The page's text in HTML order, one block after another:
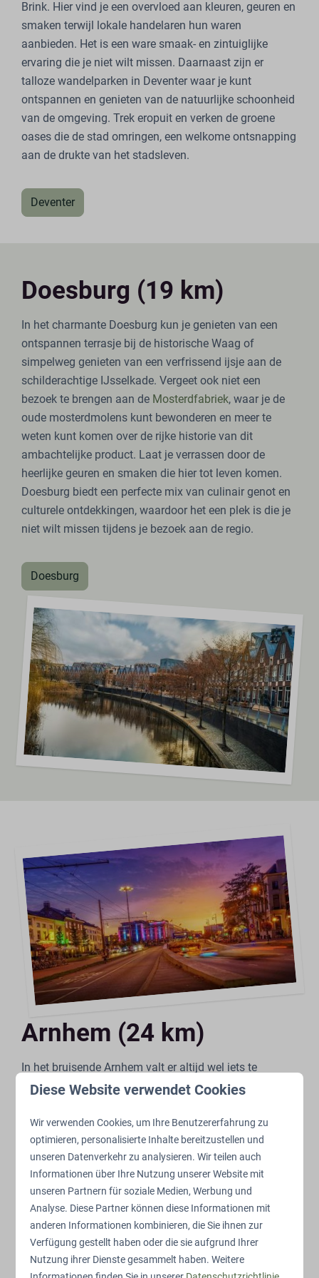
Brink. Hier vind je een overvloed aan kleuren, geuren en
smaken terwijl lokale handelaren hun waren
aanbieden. Het is een ware smaak- en zintuiglijke
ervaring die je niet wilt missen. Daarnaast zijn er
talloze wandelparken in Deventer waar je kunt
ontspannen en genieten van de natuurlijke schoonheid
van de omgeving. Trek eropuit en verken de groene
oases die de stad omringen, een welkome ontsnapping
aan de drukte van het stadsleven.
Deventer
Doesburg (19 km)
In het charmante Doesburg kun je genieten van een
ontspannen terrasje bij de historische Waag of
simpelweg genieten van een verfrissend ijsje aan de
schilderachtige IJsselkade. Vergeet ook niet een
bezoek te brengen aan de Mosterdfabriek, waar je de
oude mosterdmolens kunt bewonderen en meer te
weten kunt komen over de rijke historie van dit
ambachtelijke product. Laat je verrassen door de
heerlijke geuren en smaken die hier tot leven komen.
Doesburg biedt een perfecte mix van culinair genot en
culturele ontdekkingen, waardoor het een plek is die je
niet wilt missen tijdens je bezoek aan de regio.
Doesburg
Arnhem (24 km)
In het bruisende Arnhem valt er altijd wel iets te
beleven. Het levendige centrum nodigt uit tot een dag
nieuwste trends kunt ontdekken. Voor een ontspannen
moment kun je neerstrijken op de gezellige terrasjes
van de Korenmarkt en genieten van een verfrissend
drankje. Aan de andere kant van het spoor wacht het
prachtige Sonsbeekpark op je. Hier vind je een oase
van groen en rust. Van eind mei tot eind augustus kun
je op zondagmiddagen genieten van Park Open, een
reeks gratis culturele festivals met theater, muziek en
dans in het oostelijke deel van het park. Het is de
Diese Website verwendet Cookies
Wir verwenden Cookies, um Ihre Benutzererfahrung zu
optimieren, personalisierte Inhalte bereitzustellen und
unseren Datenverkehr zu analysieren. Wir teilen auch
Informationen über Ihre Nutzung unserer Website mit
unseren Partnern für soziale Medien, Werbung und
Analyse. Diese Partner können diese Informationen mit
anderen Informationen kombinieren, die Sie ihnen zur
Verfügung gestellt haben oder die sie aufgrund Ihrer
Nutzung ihrer Dienste gesammelt haben. Weitere